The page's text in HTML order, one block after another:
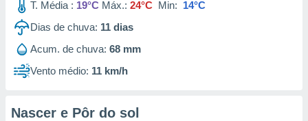
T. Média : 19°C Máx.: 24°C Min: 14°C
Dias de chuva: 11 dias
Acum. de chuva: 68 mm
Vento médio: 11 km/h
Nascer e Pôr do sol